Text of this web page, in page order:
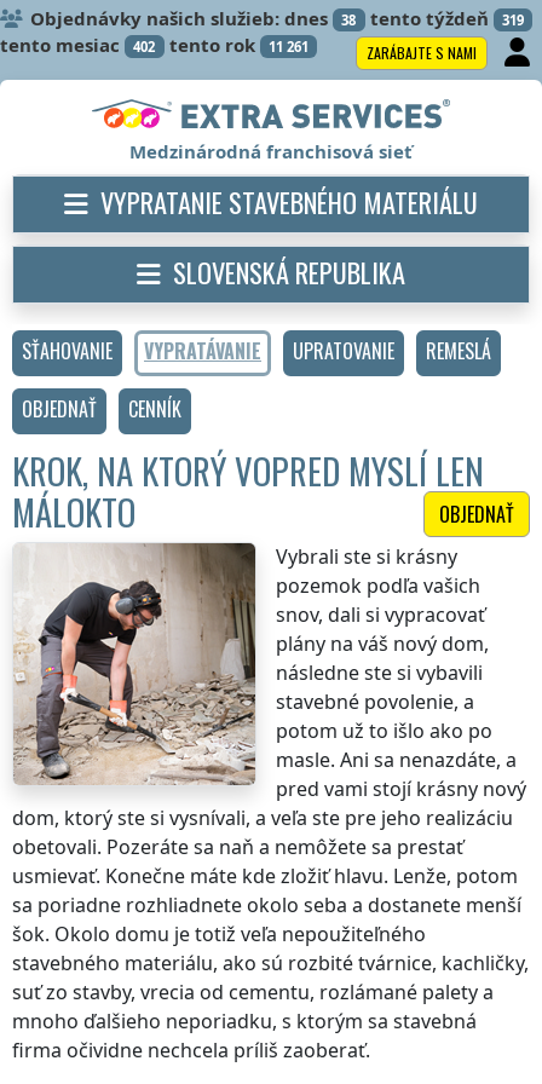
Objednávky našich služieb: dnes 38 tento týždeň 319
tento mesiac 402 tento rok 11 261 ZARÁBAJTE S NAMI
SŤAHOVANIE VYPRATÁVANIE UPRATOVANIE
REMESLÁ
OBJEDNAŤ
CENNÍK
KROK, NA KTORÝ VOPRED MYSLÍ LEN
MÁLOKTO
OBJEDNAŤ
Vybrali ste si krásny
pozemok podľa vašich
snov, dali si vypracovať
plány na váš nový dom,
následne ste si vybavili
stavebné povolenie, a
potom už to išlo ako po
masle. Ani sa nenazdáte, a
pred vami stojí krásny nový
dom, ktorý ste si vysnívali, a veľa ste pre jeho realizáciu
obetovali. Pozeráte sa naň a nemôžete sa prestať
usmievať. Konečne máte kde zložiť hlavu. Lenže, potom
sa poriadne rozhliadnete okolo seba a dostanete menší
šok. Okolo domu je totiž veľa nepoužiteľného
stavebného materiálu, ako sú rozbité tvárnice, kachličky,
suť zo stavby, vrecia od cementu, rozlámané palety a
mnoho ďalšieho neporiadku, s ktorým sa stavebná
firma očividne nechcela príliš zaoberať.
Medzinárodná franchisová sieť
VYPRATANIE STAVEBNÉHO MATERIÁLU
SLOVENSKÁ REPUBLIKA